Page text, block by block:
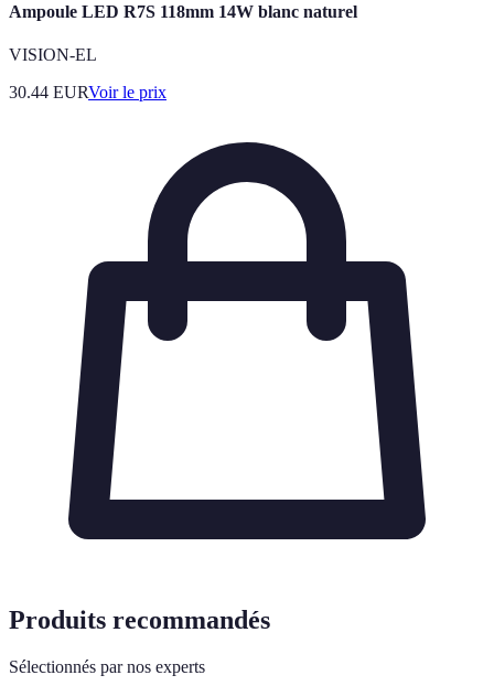
Ampoule LED R7S 118mm 14W blanc naturel
VISION-EL
30.44 EURVoir le prix
Produits recommandés
Sélectionnés par nos experts